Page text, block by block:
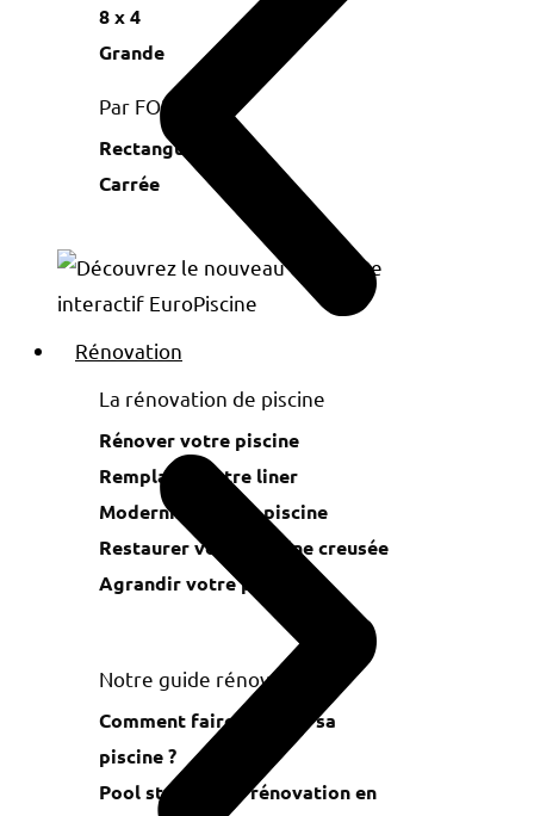
8 x 4
Grande
Par FORME
Rectangulaire
Carrée
Rénovation
La rénovation de piscine
Rénover votre piscine
Remplacer votre liner
Moderniser votre piscine
Restaurer votre piscine creusée
Agrandir votre piscine
Notre guide rénovation
Comment faire rénover sa
piscine ?
Pool staging : la rénovation en